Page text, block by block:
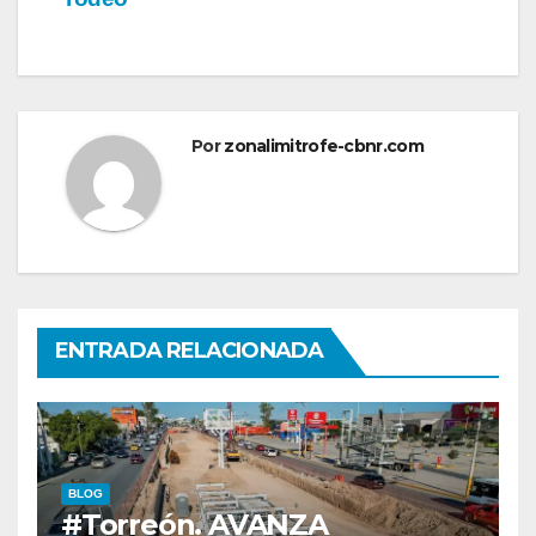
Porzonalimitrofe-cbnr.com
ENTRADA RELACIONADA
BLOG
#Torreón. AVANZA